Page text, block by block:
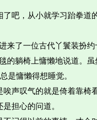
吧，从小就学习跆拳
来了一位古代丫鬟装扮约
的躺椅上慵懒地说道。
是慵懒得想睡觉。
声叹气的就是倚着靠
担心的问道。